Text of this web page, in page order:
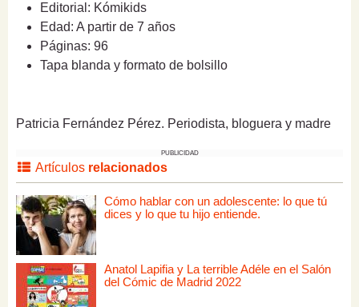
Editorial: Kómikids
Edad: A partir de 7 años
Páginas: 96
Tapa blanda y formato de bolsillo
Patricia Fernández Pérez. Periodista, bloguera y madre
PUBLICIDAD
Artículos relacionados
Cómo hablar con un adolescente: lo que tú
dices y lo que tu hijo entiende.
Anatol Lapifia y La terrible Adéle en el Salón
del Cómic de Madrid 2022